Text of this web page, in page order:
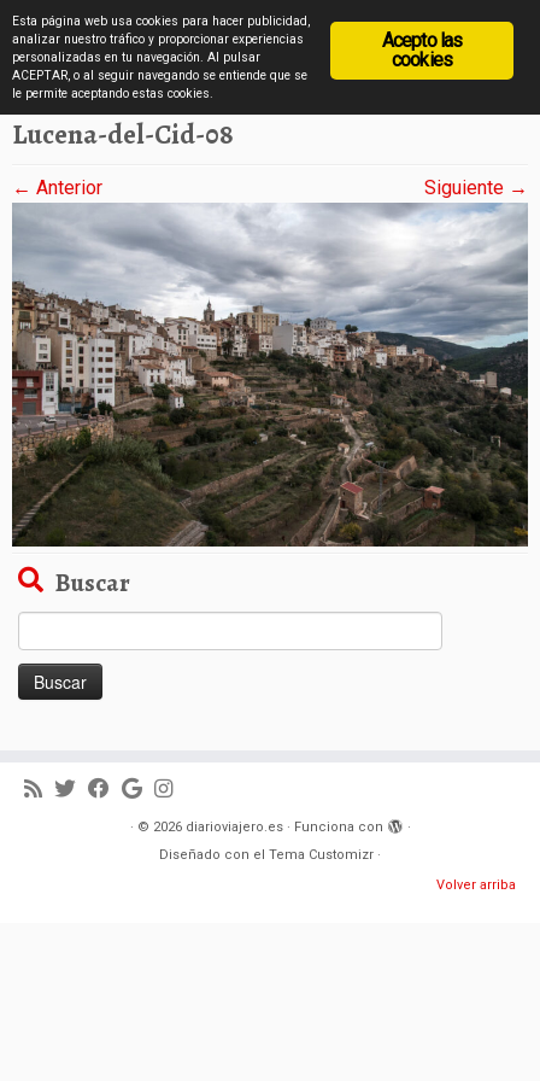
Saltar
al
diarioviajero.es
Inicio » Lucena del Cid en imágenes
Lucena-del-Cid-08
← Anterior Siguiente →
Buscar
· © 2026 diarioviajero.es· Funciona con
·
Diseñado con el Tema Customizr ·
Volver arriba
Acepto las
cookies
Esta página web usa cookies para hacer publicidad,
analizar nuestro tráfico y proporcionar experiencias
personalizadas en tu navegación. Al pulsar
ACEPTAR, o al seguir navegando se entiende que se
le permite aceptando estas cookies.